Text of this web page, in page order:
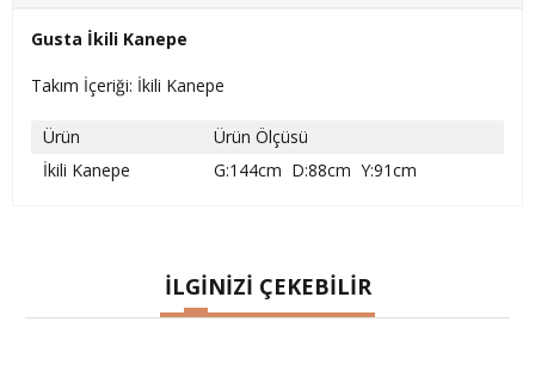
Gusta İkili Kanepe
Takım İçeriği: İkili Kanepe
Ürün
Ürün Ölçüsü
İkili Kanepe
G:144cm D:88cm Y:91cm
İLGİNİZİ ÇEKEBİLİR